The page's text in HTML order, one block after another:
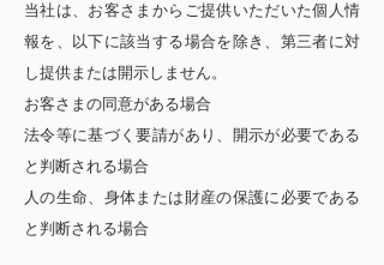
当社は、お客さまからご提供いただいた個人情
報を、以下に該当する場合を除き、第三者に対
し提供または開示しません。
お客さまの同意がある場合
法令等に基づく要請があり、開示が必要である
と判断される場合
人の生命、身体または財産の保護に必要である
と判断される場合